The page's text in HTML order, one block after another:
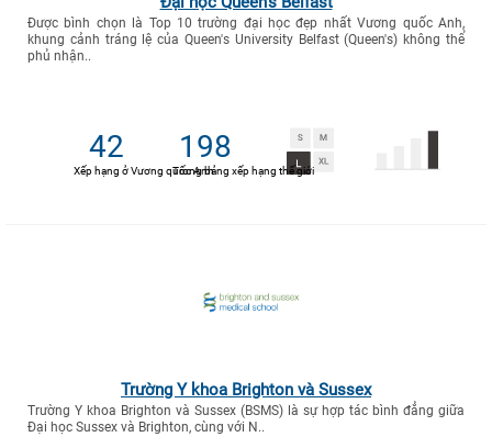
Được bình chọn là Top 10 trường đại học đẹp nhất Vương quốc Anh,
khung cảnh tráng lệ của Queen's University Belfast (Queen's) không thể
phủ nhận..
42
Xếp hạng ở Vương quốc Anh
198
Trong bảng xếp hạng thế giới
Trường Y khoa Brighton và Sussex
Trường Y khoa Brighton và Sussex (BSMS) là sự hợp tác bình đẳng giữa
Đại học Sussex và Brighton, cùng với N..